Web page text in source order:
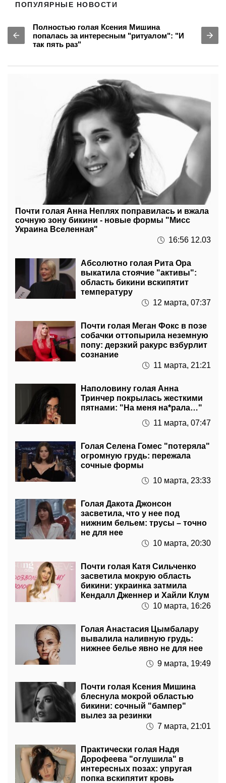
ПОПУЛЯРНЫЕ НОВОСТИ
Полностью голая Ксения Мишина
попалась за интересным "ритуалом": "И
так пять раз"
Почти голая Анна Неплях поправилась и вжала
сочную зону бикини - новые формы "Мисс
Украина Вселенная"
16:56 12.03
Абсолютно голая Рита Ора
выкатила стоячие "активы":
область бикини вскипятит
температуру
12 марта, 07:37
Почти голая Меган Фокс в позе
собачки оттопырила неземную
попу: дерзкий ракурс взбурлит
сознание
11 марта, 21:21
Наполовину голая Анна
Тринчер покрылась жесткими
пятнами: "На меня на*рала…"
11 марта, 07:47
Голая Селена Гомес "потеряла"
огромную грудь: пережала
сочные формы
10 марта, 23:33
Голая Дакота Джонсон
засветила, что у нее под
нижним бельем: трусы – точно
не для нее
10 марта, 20:30
Почти голая Катя Сильченко
засветила мокрую область
бикини: украинка затмила
Кендалл Дженнер и Хайли Клум
10 марта, 16:26
Голая Анастасия Цымбалару
вывалила наливную грудь:
нижнее белье явно не для нее
9 марта, 19:49
Почти голая Ксения Мишина
блеснула мокрой областью
бикини: сочный "бампер"
вылез за резинки
7 марта, 21:01
Практически голая Надя
Дорофеева "оглушила" в
интересных позах: упругая
попка вскипятит кровь